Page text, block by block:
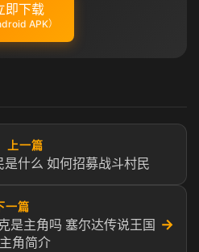
即下载
APK）
上一篇
什么 如何招募战斗村民
一篇
是主角吗 塞尔达传说王国
角简介
→